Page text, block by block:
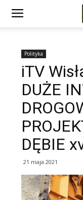
Polityka
iTV
DUŻE
DĘBIE
21 maja 2021